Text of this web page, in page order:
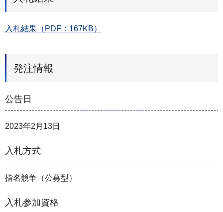
入札結果（PDF：167KB）
発注情報
公告日
2023年2月13日
入札方式
指名競争（公募型）
入札参加資格